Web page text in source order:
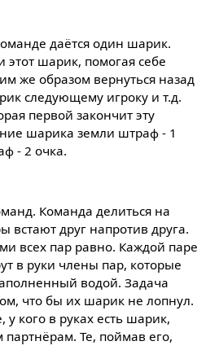
даётся один шарик.
шарик, помогая себе
же образом вернуться назад
следующему игроку и т.д.
первой закончит эту
шарика земли штраф - 1
- 2 очка.
Команда делиться на
друг напротив друга.
всех пар равно. Каждой паре
в руки члены пар, которые
водой. Задача
что бы их шарик не лопнул.
у кого в руках есть шарик,
Те, поймав его,